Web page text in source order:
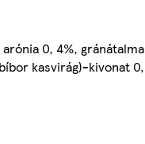
0, 4%, gránátalma
kasvirág)-kivonat 0,